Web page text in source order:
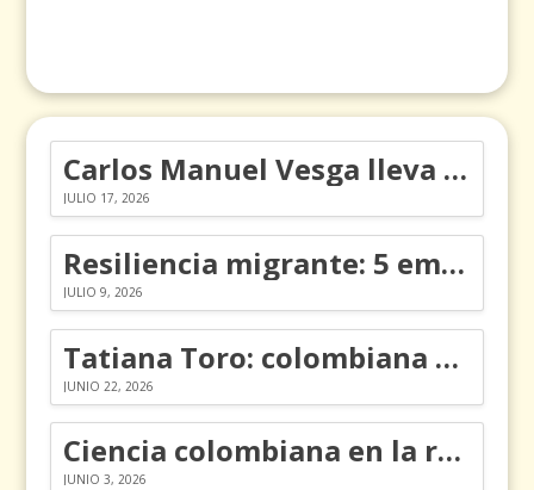
Carlos Manuel Vesga lleva el nombre de Colombia a los Emmy
JULIO 17, 2026
Resiliencia migrante: 5 emociones y cómo gestionarlas
JULIO 9, 2026
Tatiana Toro: colombiana que cambió la historia de las matemáticas
JUNIO 22, 2026
Ciencia colombiana en la revolución de los órganos en chips
JUNIO 3, 2026